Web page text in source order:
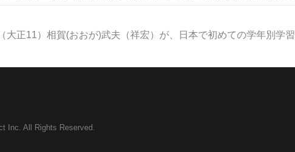
大正11）相賀(おおが)武夫（祥宏）が、日本で初めての学年別学習
Inc. All Rights Reserved.